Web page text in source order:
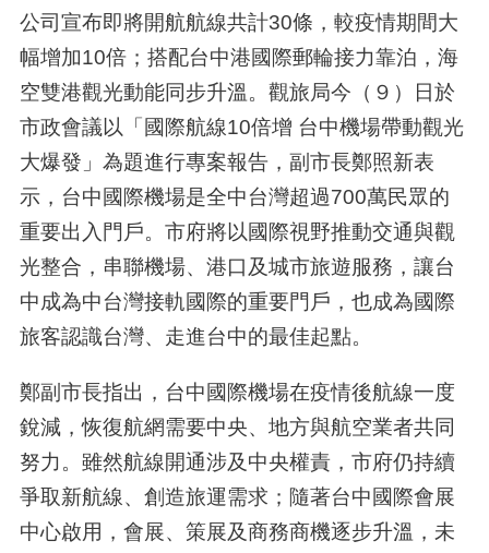
公司宣布即將開航航線共計30條，較疫情期間大
幅增加10倍；搭配台中港國際郵輪接力靠泊，海
空雙港觀光動能同步升溫。觀旅局今（９）日於
市政會議以「國際航線10倍增 台中機場帶動觀光
大爆發」為題進行專案報告，副市長鄭照新表
示，台中國際機場是全中台灣超過700萬民眾的
重要出入門戶。市府將以國際視野推動交通與觀
光整合，串聯機場、港口及城市旅遊服務，讓台
中成為中台灣接軌國際的重要門戶，也成為國際
旅客認識台灣、走進台中的最佳起點。
鄭副市長指出，台中國際機場在疫情後航線一度
銳減，恢復航網需要中央、地方與航空業者共同
努力。雖然航線開通涉及中央權責，市府仍持續
爭取新航線、創造旅運需求；隨著台中國際會展
中心啟用，會展、策展及商務商機逐步升溫，未